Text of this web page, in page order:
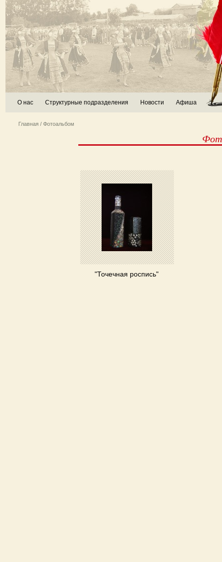
О нас Структурные подразделения Новости Афиша
Главная / Фотоальбом
"Точечная роспись"